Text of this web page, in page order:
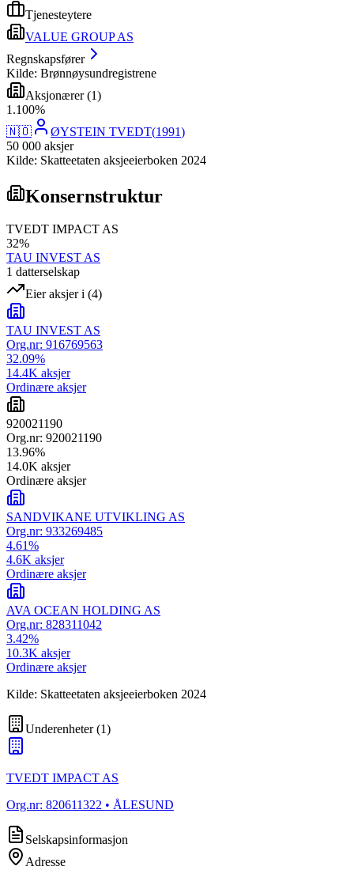
Tjenesteytere
VALUE GROUP AS
Regnskapsfører
Kilde: Brønnøysundregistrene
Aksjonærer(1)
1 .100%
🇳🇴
ØYSTEIN TVEDT(1991)
50 000 aksjer
Kilde: Skatteetaten aksjeeierboken 2024
Konsernstruktur
TVEDT IMPACT AS
32%
TAU INVEST AS
1 datterselskap
Eier aksjer i (4)
TAU INVEST AS
Org.nr: 916769563
32.09%
14.4K aksjer
Ordinære aksjer
920021190
Org.nr: 920021190
13.96%
14.0K aksjer
Ordinære aksjer
SANDVIKANE UTVIKLING AS
Org.nr: 933269485
4.61%
4.6K aksjer
Ordinære aksjer
AVA OCEAN HOLDING AS
Org.nr: 828311042
3.42%
10.3K aksjer
Ordinære aksjer
Kilde: Skatteetaten aksjeeierboken 2024
Underenheter(1)
TVEDT IMPACT AS
Org.nr: 820611322 • ÅLESUND
Selskapsinformasjon
Adresse